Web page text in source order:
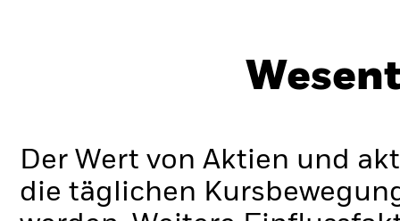
Der Wert von Aktien und
die täglichen